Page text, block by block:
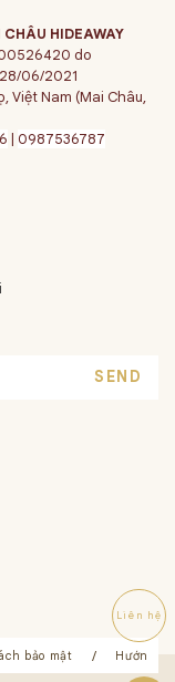
Liên hệ
HIDEAWAY
do
06/2021
Việt Nam (Mai Châu,
| 0987536787
SEND
bảo mật Hướng